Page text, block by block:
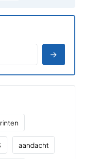
aandacht